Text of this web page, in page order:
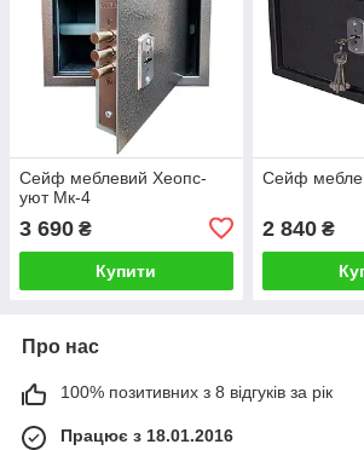
Сейф меблевий Хеопс-
уют Мк-4
3 690 ₴
Купити
Сейф
2 840₴
Про нас
100% позитивних з 8 відгуків за рік
Працює з 18.01.2016